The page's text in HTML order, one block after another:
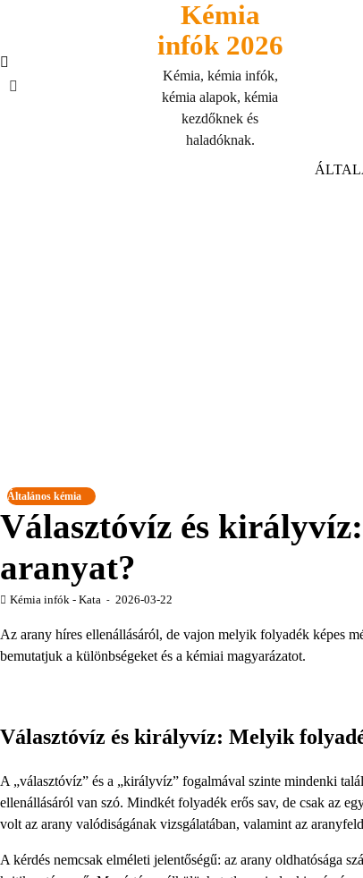
Kémia
infók 2026
Kémia, kémia infók,
kémia alapok, kémia
kezdőknek és
haladóknak.
Általános kémia
Választóvíz és
aranyat?
Kémia infók - Kata 2026-03-22
Az arany híres ellenállásáról, de vajon melyik folyadék képes
bemutatjuk a különbségeket és a kémiai magyarázatot.
Választóvíz és királyvíz: Melyik
A „választóvíz” és a „királyvíz” fogalmával szinte mindenki
ellenállásáról van szó. Mindkét folyadék erős sav, de csak az
volt az arany valódiságának vizsgálatában, valamint az
A kérdés nemcsak elméleti jelentőségű: az arany oldhatósága